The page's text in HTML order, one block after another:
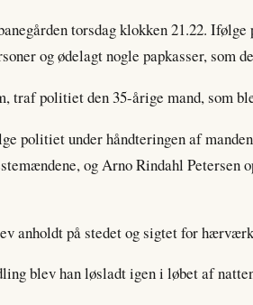
torsdag klokken 21.22. Ifølge
og ødelagt nogle papkasser, som
traf politiet den 35-årige mand, som
politiet under håndteringen af
og Arno Rindahl Petersen
anholdt på stedet og sigtet for
blev han løsladt igen i løbet af